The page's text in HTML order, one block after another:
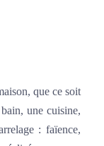
que ce soit
une cuisine,
: faïence,